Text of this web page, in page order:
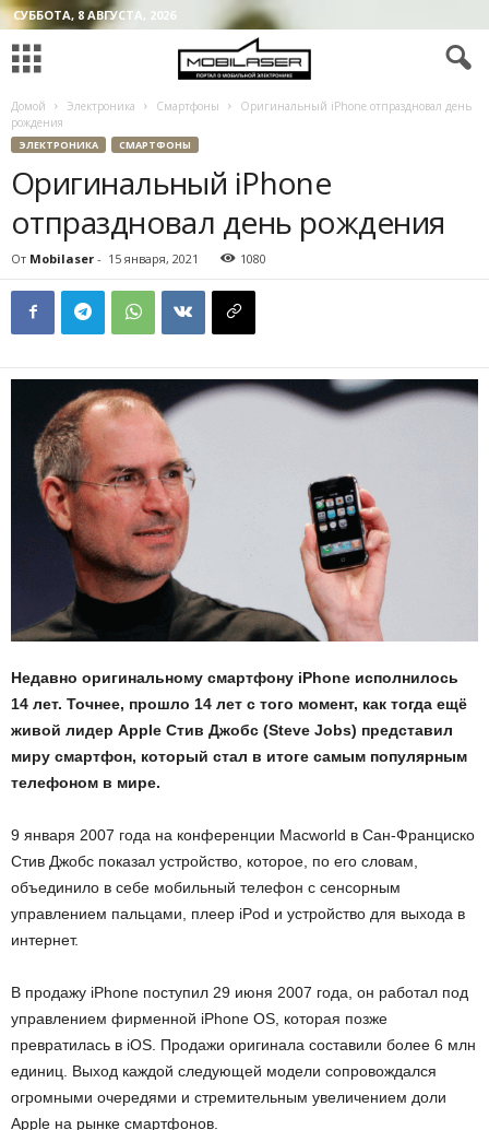
СУББОТА, 8 АВГУСТА, 2026
Домой Электроника Смартфоны
Оригинальный iPhone отпраздновал день
рождения
ЭЛЕКТРОНИКА СМАРТФОНЫ
Оригинальный iPhone
отпраздновал день рождения
От Mobilaser - 15 января, 2021 1080
Недавно оригинальному смартфону iPhone исполнилось
14 лет. Точнее, прошло 14 лет с того момент, как тогда ещё
живой лидер Apple Стив Джобс (Steve Jobs) представил
миру смартфон, который стал в итоге самым популярным
телефоном в мире.
9 января 2007 года на конференции Macworld в Сан-Франциско
Стив Джобс показал устройство, которое, по его словам,
объединило в себе мобильный телефон с сенсорным
управлением пальцами, плеер iPod и устройство для выхода в
интернет.
В продажу iPhone поступил 29 июня 2007 года, он работал под
управлением фирменной iPhone OS, которая позже
превратилась в iOS. Продажи оригинала составили более 6 млн
единиц. Выход каждой следующей модели сопровождался
огромными очередями и стремительным увеличением доли
Apple на рынке смартфонов.